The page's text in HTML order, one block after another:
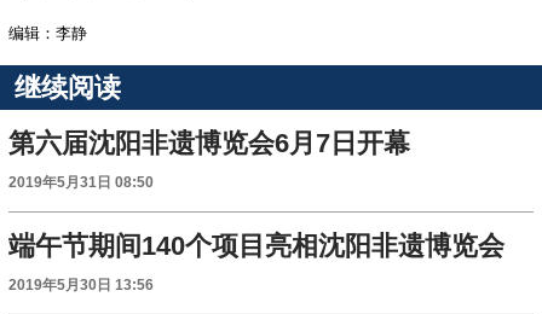
编辑：李静
继续阅读
第六届沈阳非遗博览会6月7日开幕
2019年5月31日 08:50
端午节期间140个项目亮相沈阳非遗博览会
2019年5月30日 13:56